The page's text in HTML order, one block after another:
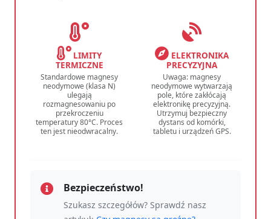
LIMITY
TERMICZNE
Standardowe magnesy
neodymowe (klasa N)
ulegają
rozmagnesowaniu po
przekroczeniu
temperatury 80°C. Proces
ten jest nieodwracalny.
ELEKTRONIKA
PRECYZYJNA
Uwaga: magnesy
neodymowe wytwarzają
pole, które zakłócają
elektronikę precyzyjną.
Utrzymuj bezpieczny
dystans od komórki,
tabletu i urządzeń GPS.
Bezpieczeństwo!
Szukasz szczegółów? Sprawdź nasz